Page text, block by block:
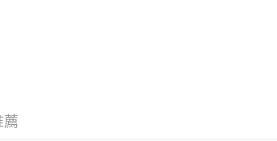
薦